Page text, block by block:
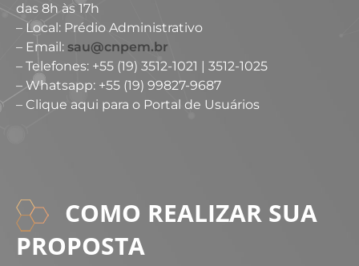
das 8h às 17h
– Local: Prédio Administrativo
– Email: sau@cnpem.br
– Telefones: +55 (19) 3512-1021 | 3512-1025
– Whatsapp: +55 (19) 99827-9687
– Clique aqui para o Portal de Usuários
COMO REALIZAR SUA
PROPOSTA